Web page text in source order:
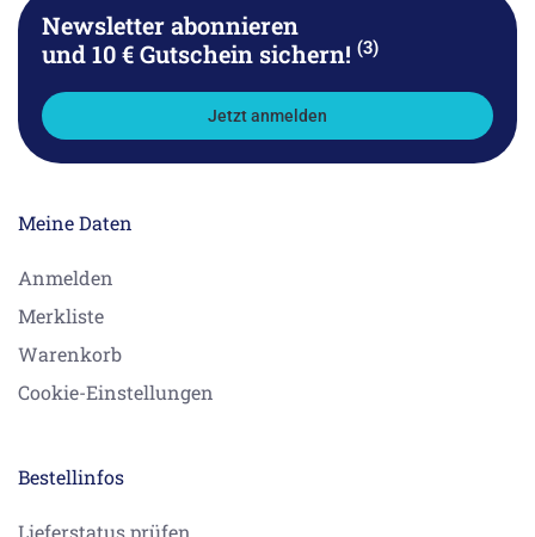
Newsletter abonnieren
und 10 € Gutschein sichern! (3)
Jetzt anmelden
Meine Daten
Anmelden
Merkliste
Warenkorb
Cookie-Einstellungen
Bestellinfos
Lieferstatus prüfen